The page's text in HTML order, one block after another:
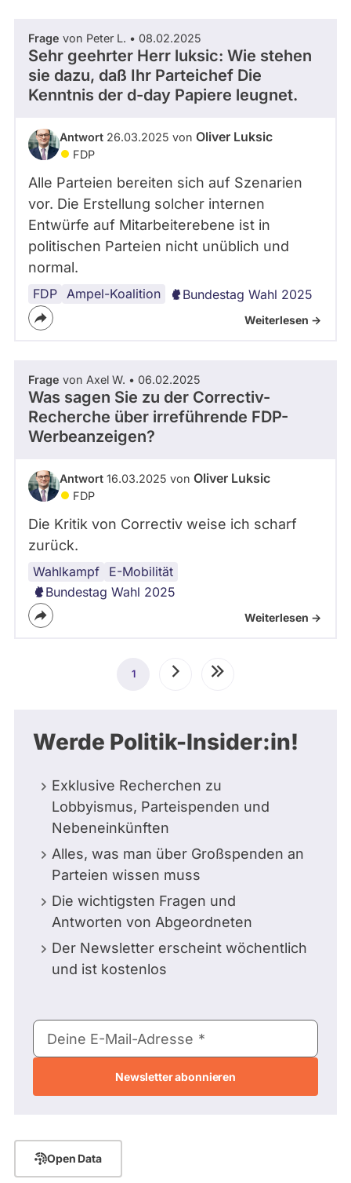
Frage von Peter L. • 08.02.2025
Sehr geehrter Herr luksic: Wie stehen
sie dazu, daß Ihr Parteichef Die
Kenntnis der d-day Papiere leugnet.
Antwort 26.03.2025 von Oliver Luksic
FDP
Alle Parteien bereiten sich auf Szenarien
vor. Die Erstellung solcher internen
Entwürfe auf Mitarbeiterebene ist in
politischen Parteien nicht unüblich und
normal.
FDP Ampel-Koalition Bundestag Wahl 2025
Weiterlesen ->
Frage von Axel W. • 06.02.2025
Was sagen Sie zu der Correctiv-
Recherche über irreführende FDP-
Werbeanzeigen?
Antwort 16.03.2025 von Oliver Luksic
FDP
Die Kritik von Correctiv weise ich scharf
zurück.
Wahlkampf E-Mobilität
Correctiv
Bundestag Wahl 2025
Weiterlesen ->
Seitennummerierung
Aktuelle
1 NächsteLetzte
Werde Politik-Insider:in!
Exklusive Recherchen zu
Lobbyismus, Parteispenden und
Nebeneinkünften
Alles, was man über Großspenden an
Parteien wissen muss
Die wichtigsten Fragen und
Antworten von Abgeordneten
Der Newsletter erscheint wöchentlich
und ist kostenlos
E-
Mail-
Deine E-Mail-Adresse
Open Data